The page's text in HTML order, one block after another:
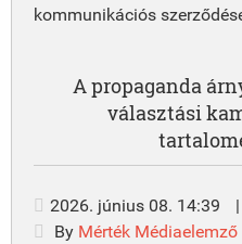
kommunikációs
A propaganda
választási
2026. június 08. 14:39
|
By Mérték